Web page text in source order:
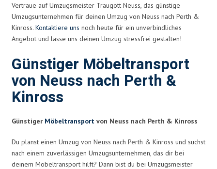
Vertraue auf Umzugsmeister Traugott Neuss, das günstige
Umzugsunternehmen für deinen Umzug von Neuss nach Perth &
Kinross. Kontaktiere uns noch heute für ein unverbindliches
Angebot und lasse uns deinen Umzug stressfrei gestalten!
Günstiger Möbeltransport
von Neuss nach Perth &
Kinross
Günstiger Möbeltransport von Neuss nach Perth & Kinross
Du planst einen Umzug von Neuss nach Perth & Kinross und suchst
nach einem zuverlässigen Umzugsunternehmen, das dir bei
deinem Möbeltransport hilft? Dann bist du bei Umzugsmeister